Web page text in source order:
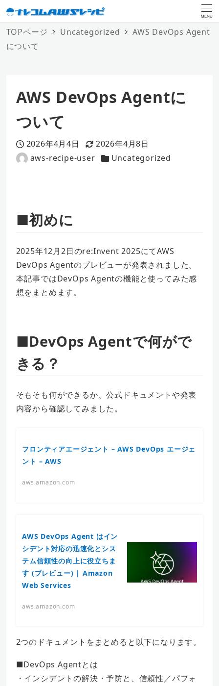
MENU
TOPページ Uncategorized
AWS DevOps Agent
について
AWS DevOps Agentに
ついて
投稿日
2026年4月4日
更新日
2026年4月8日
著
aws-recipe-user
カテゴリー
Uncategorized
■初めに
2025年12月2日のre:Invent 2025にてAWS
DevOps Agentのプレビューが発表されました。
本記事ではDevOps Agentの機能と使ってみた感
想をまとめます。
■DevOps Agentで何がで
きる？
そもそも何ができるか、公式ドキュメントや発表
内容から確認してみました。
フロンティアエージェント – AWS DevOps エージェ
ント – AWS
aws.amazon.com
AWS DevOps Agent はイン
シデント対応の迅速化とシス
テム信頼性の向上に役立ちま
す (プレビュー) | Amazon
Web Services
aws.amazon.com
2つのドキュメントをまとめると以下になります。
■DevOps Agentとは
・インシデントの解決・予防と、信頼性／パフォ